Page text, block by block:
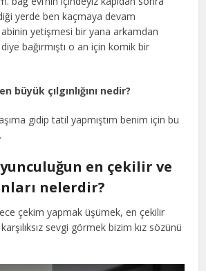
yerde ben kaçmaya devam
yetişmesi bir yana arkamdan
bağırmıştı o an için komik bir
büyük çılgınlığını nedir?
gidip tatil yapmıştım benim için bu
en çekilir ve
nelerdir?
çekim yapmak üşümek, en çekilir
sevgi görmek bizim kız sözünü